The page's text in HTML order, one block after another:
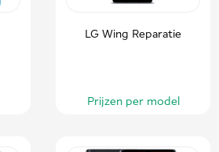
LG Wing Reparatie
Prijzen per model